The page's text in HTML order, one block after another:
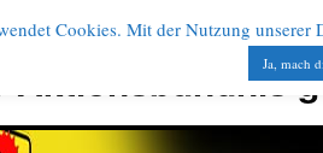
Aktionsbündnis
Cookies. Mit der Nutzung
Ja, mach